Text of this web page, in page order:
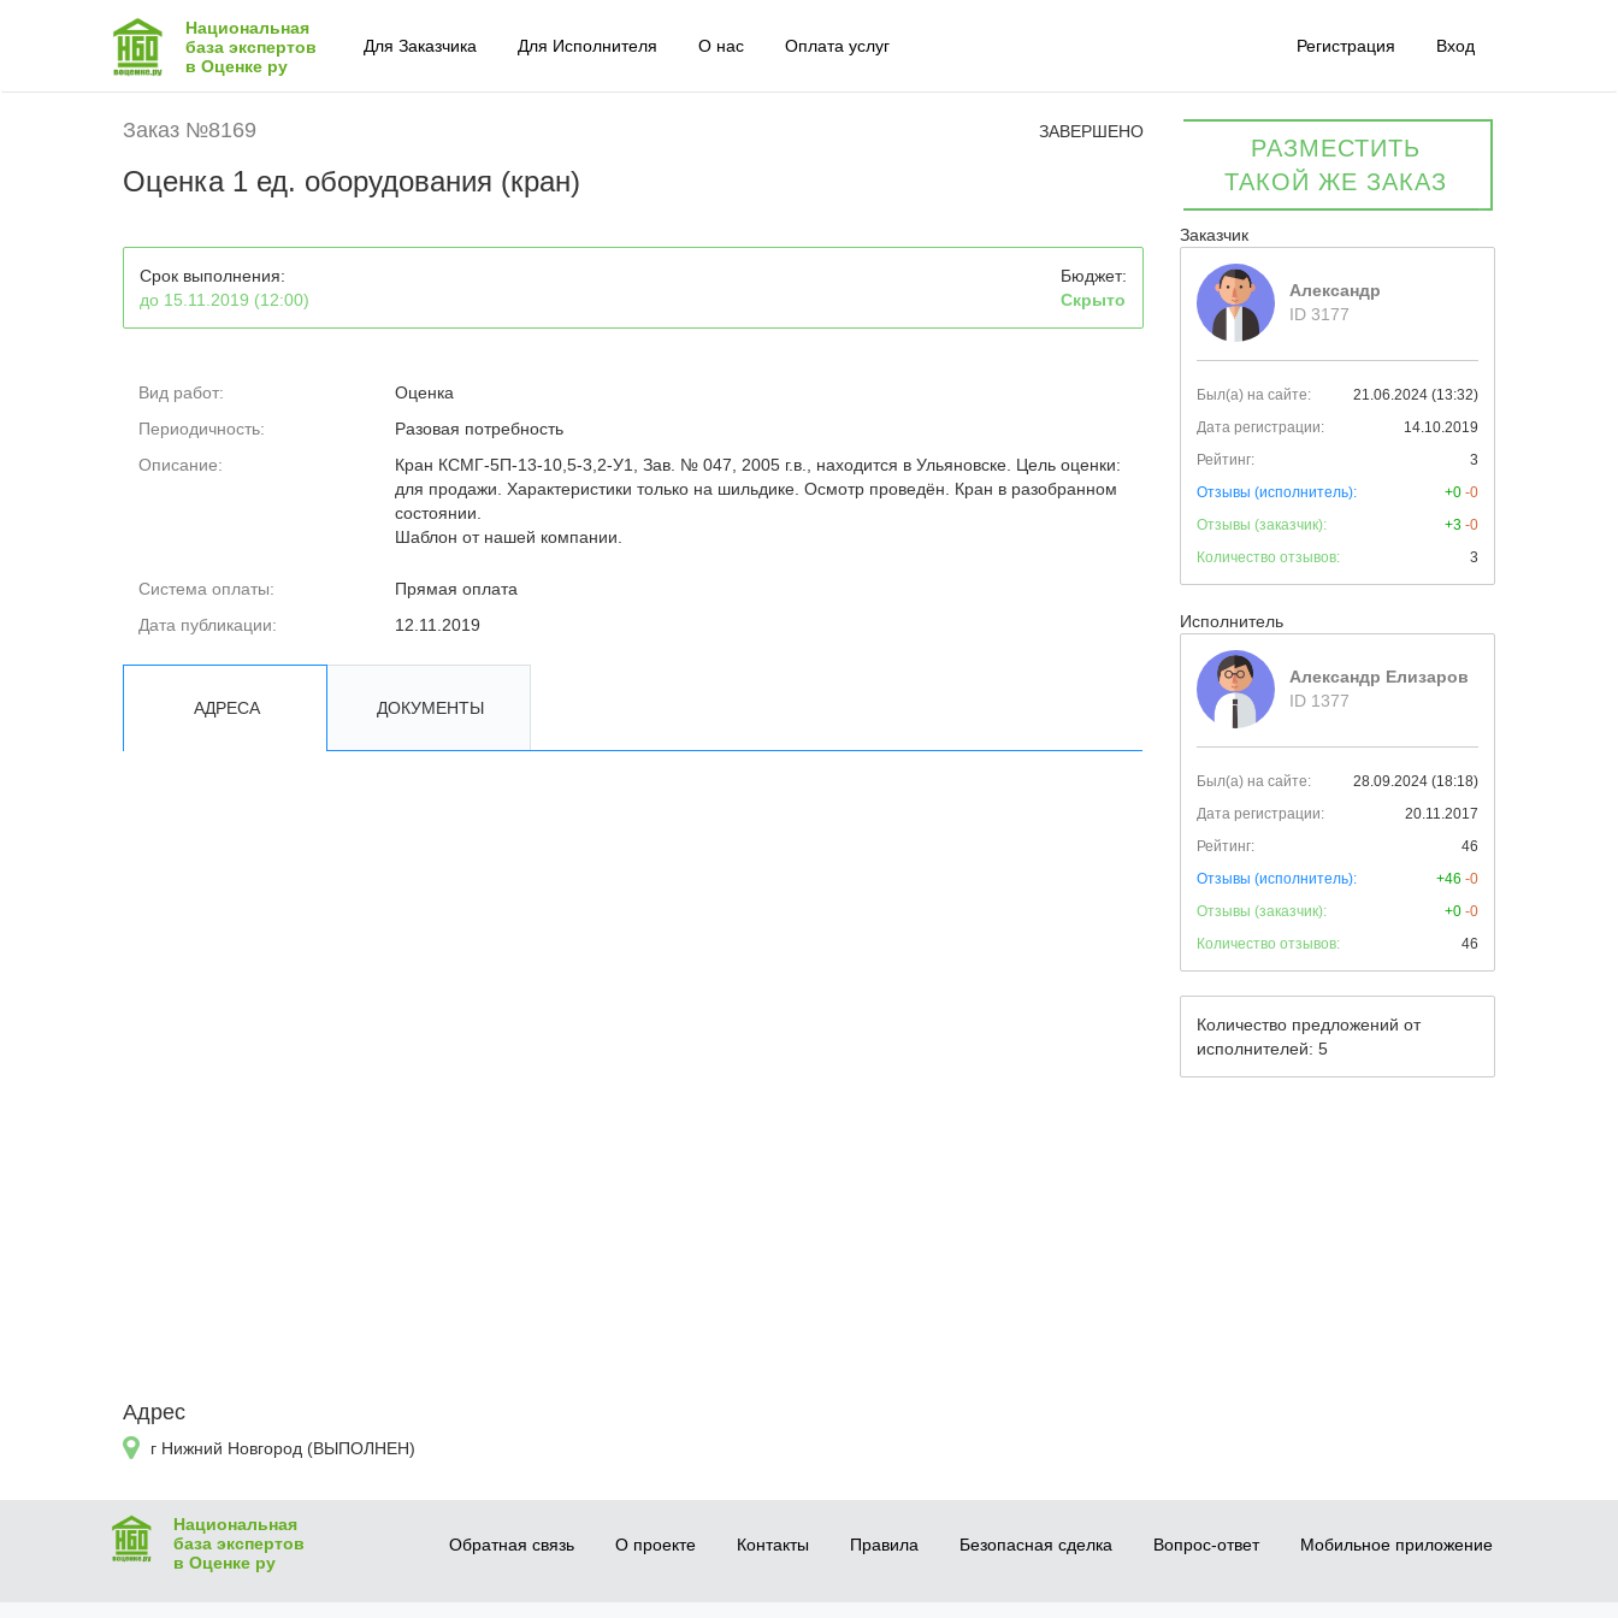
Национальная
база экспертов
в Оценке ру
Для Заказчика Для Исполнителя О нас Оплата услуг Регистрация Вход
Заказ №8169 ЗАВЕРШЕНО
Оценка 1 ед. оборудования (кран)
РАЗМЕСТИТЬ
ТАКОЙ ЖЕ ЗАКАЗ
Срок выполнения:
до 15.11.2019 (12:00)
Бюджет:
Скрыто
Вид работ:
Оценка
Периодичность:
Разовая потребность
Описание:
Кран КСМГ-5П-13-10,5-3,2-У1, Зав. № 047, 2005 г.в., находится в Ульяновске. Цель оценки:
для продажи. Характеристики только на шильдике. Осмотр проведён. Кран в разобранном
состоянии.
Шаблон от нашей компании.
Система оплаты:
Прямая оплата
Дата публикации:
12.11.2019
АДРЕСА ДОКУМЕНТЫ
Адрес
г Нижний Новгород (ВЫПОЛНЕН)
Заказчик
Александр
ID 3177
Был(а) на сайте:
21.06.2024 (13:32)
Дата регистрации:
14.10.2019
Рейтинг:
3
Отзывы (исполнитель):
+0 -0
Отзывы (заказчик):
+3 -0
Количество отзывов:
3
Исполнитель
Александр Елизаров
ID 1377
Был(а) на сайте:
28.09.2024 (18:18)
Дата регистрации:
20.11.2017
Рейтинг:
46
Отзывы (исполнитель):
+46 -0
Отзывы (заказчик):
+0 -0
Количество отзывов:
46
Количество предложений от
исполнителей: 5
Национальная
база экспертов
в Оценке ру
Обратная связь О проекте Контакты Правила Безопасная сделка Вопрос-ответ Мобильное приложение